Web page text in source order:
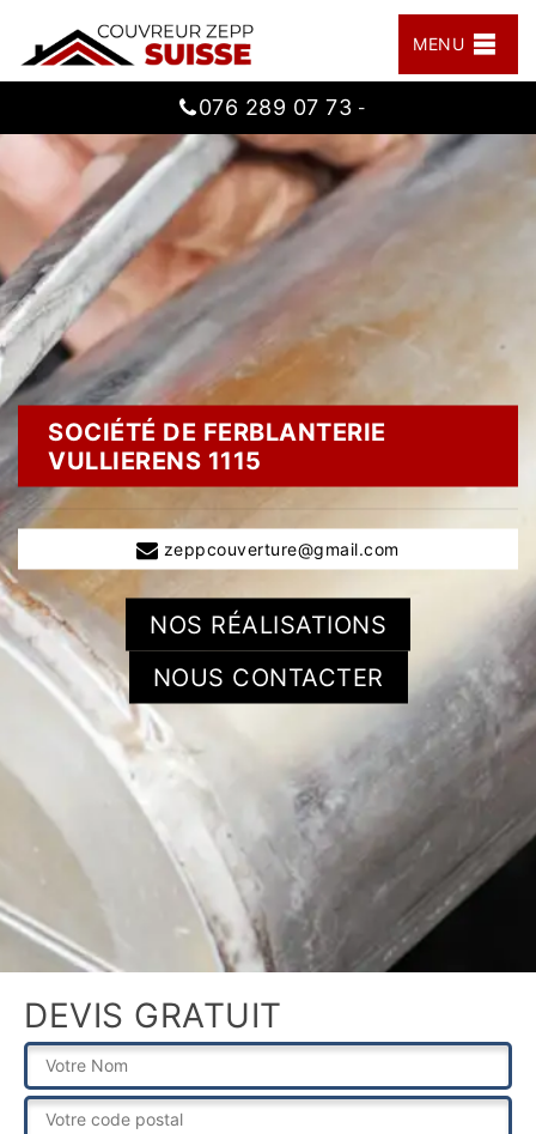
MENU
076 289 07 73 -
SOCIÉTÉ DE FERBLANTERIE
VULLIERENS 1115
zeppcouverture@gmail.com
NOS RÉALISATIONS
NOUS CONTACTER
DEVIS GRATUIT